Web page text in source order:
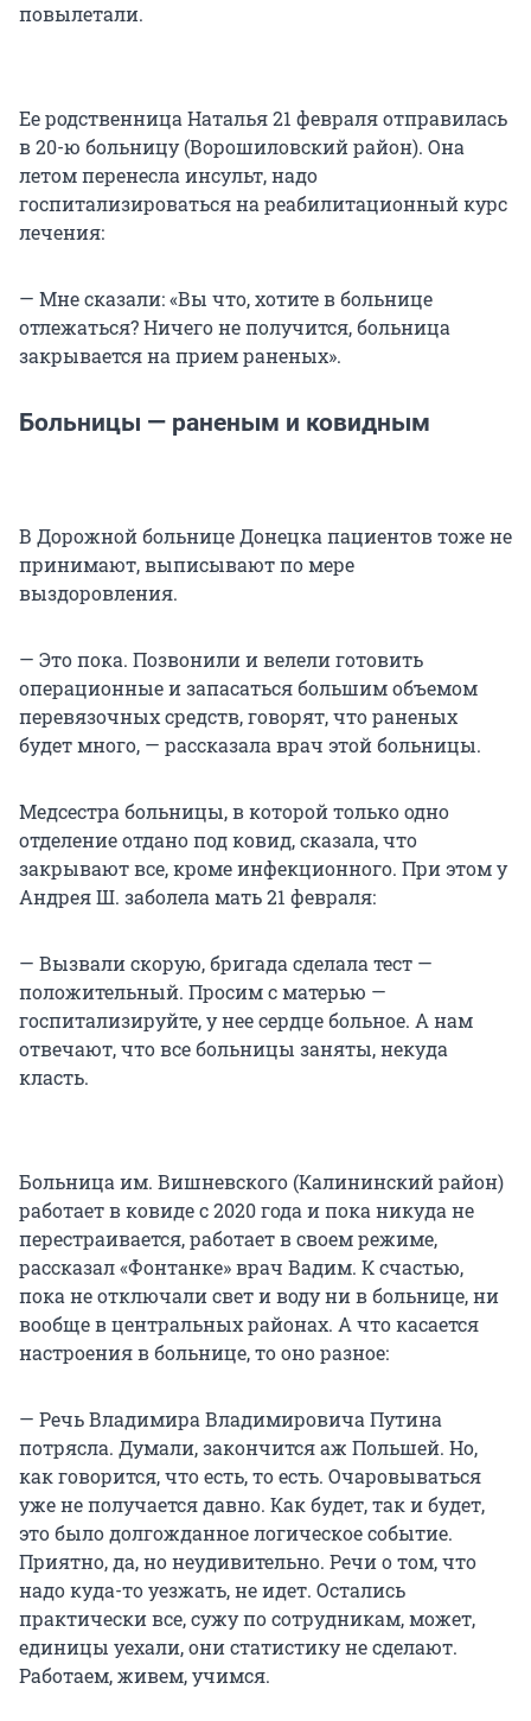
повылетали.
Ее родственница Наталья 21 февраля отправилась
в 20-ю больницу (Ворошиловский район). Она
летом перенесла инсульт, надо
госпитализироваться на реабилитационный курс
лечения:
— Мне сказали: «Вы что, хотите в больнице
отлежаться? Ничего не получится, больница
закрывается на прием раненых».
Больницы — раненым и ковидным
В Дорожной больнице Донецка пациентов тоже не
принимают, выписывают по мере
выздоровления.
— Это пока. Позвонили и велели готовить
операционные и запасаться большим объемом
перевязочных средств, говорят, что раненых
будет много, — рассказала врач этой больницы.
Медсестра больницы, в которой только одно
отделение отдано под ковид, сказала, что
закрывают все, кроме инфекционного. При этом у
Андрея Ш. заболела мать 21 февраля:
— Вызвали скорую, бригада сделала тест —
положительный. Просим с матерью —
госпитализируйте, у нее сердце больное. А нам
отвечают, что все больницы заняты, некуда
класть.
Больница им. Вишневского (Калининский район)
работает в ковиде с 2020 года и пока никуда не
перестраивается, работает в своем режиме,
рассказал «Фонтанке» врач Вадим. К счастью,
пока не отключали свет и воду ни в больнице, ни
вообще в центральных районах. А что касается
настроения в больнице, то оно разное:
— Речь Владимира Владимировича Путина
потрясла. Думали, закончится аж Польшей. Но,
как говорится, что есть, то есть. Очаровываться
уже не получается давно. Как будет, так и будет,
это было долгожданное логическое событие.
Приятно, да, но неудивительно. Речи о том, что
надо куда-то уезжать, не идет. Остались
практически все, сужу по сотрудникам, может,
единицы уехали, они статистику не сделают.
Работаем, живем, учимся.